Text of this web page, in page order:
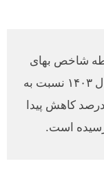
شاخص بهای
کالاها و خدمات مصرفی در فروردین سال ۱۴۰۳ نسبت به
به میزان ۲۷.۷ واحد درصد کاهش پیدا